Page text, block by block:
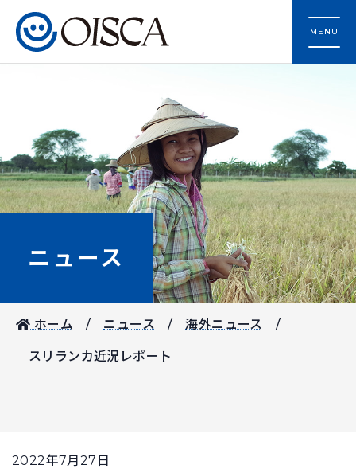
MENU
ニュース
ホーム ニュース 海外ニュース
スリランカ近況レポート
2022年7月27日